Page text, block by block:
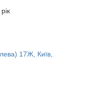
17Ж, Київ,